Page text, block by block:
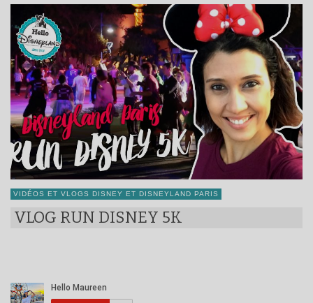
VIDÉOS ET VLOGS DISNEY ET DISNEYLAND PARIS
VLOG RUN DISNEY 5K